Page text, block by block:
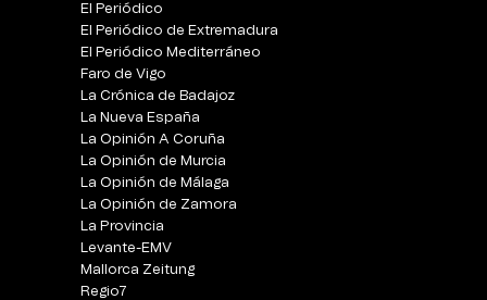
El Periódico
El Periódico de Extremadura
El Periódico Mediterráneo
Faro de Vigo
La Crónica de Badajoz
La Nueva España
La Opinión A Coruña
La Opinión de Murcia
La Opinión de Málaga
La Opinión de Zamora
La Provincia
Levante-EMV
Mallorca Zeitung
Regio7